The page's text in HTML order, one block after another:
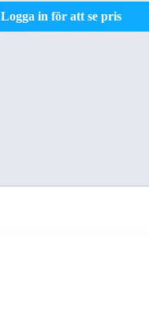
Logga in för att se pris